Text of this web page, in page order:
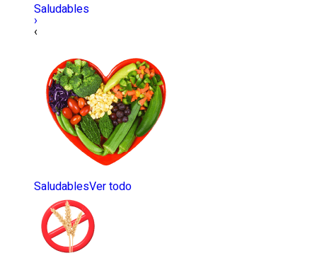
Saludables
›
‹
SaludablesVer todo